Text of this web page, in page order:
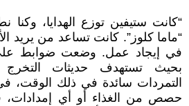
“كانت ستيفين توزع الهدايا، وكنا
“ماما كلوز”. كانت تساعد من يريد
في إيجاد عمل. وضعت ضوابط على
بحيث تستهدف حديثات التخرج
التمردات سائدة في ذلك الوقت،
حصص من الغذاء أو أي